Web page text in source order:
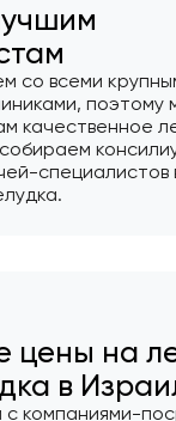
со всеми
поэтому
качественное
специалистов
цены на
в
компаниями-